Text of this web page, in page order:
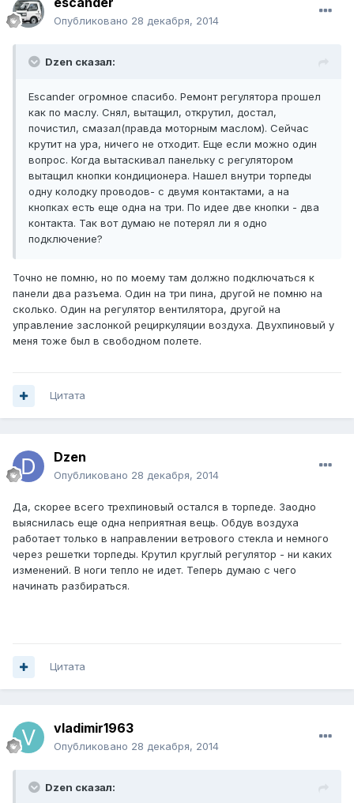
Опубликовано 28 декабря, 2014
Dzen сказал:
Escander огромное спасибо. Ремонт регулятора прошел
как по маслу. Снял, вытащил, открутил, достал,
почистил, смазал(правда моторным маслом). Сейчас
крутит на ура, ничего не отходит. Еще если можно один
вопрос. Когда вытаскивал панельку с регулятором
вытащил кнопки кондиционера. Нашел внутри торпеды
одну колодку проводов- с двумя контактами, а на
кнопках есть еще одна на три. По идее две кнопки - два
контакта. Так вот думаю не потерял ли я одно
подключение?
Точно не помню, но по моему там должно подключаться к
панели два разъема. Один на три пина, другой не помню на
сколько. Один на регулятор вентилятора, другой на
управление заслонкой рециркуляции воздуха. Двухпиновый у
меня тоже был в свободном полете.
Цитата
Dzen
Опубликовано 28 декабря, 2014
Да, скорее всего трехпиновый остался в торпеде. Заодно
выяснилась еще одна неприятная вещь. Обдув воздуха
работает только в направлении ветрового стекла и немного
через решетки торпеды. Крутил круглый регулятор - ни каких
изменений. В ноги тепло не идет. Теперь думаю с чего
начинать разбираться.
Цитата
vladimir1963
Опубликовано 28 декабря, 2014
Dzen сказал: